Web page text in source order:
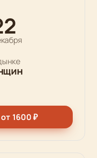
от 1600₽